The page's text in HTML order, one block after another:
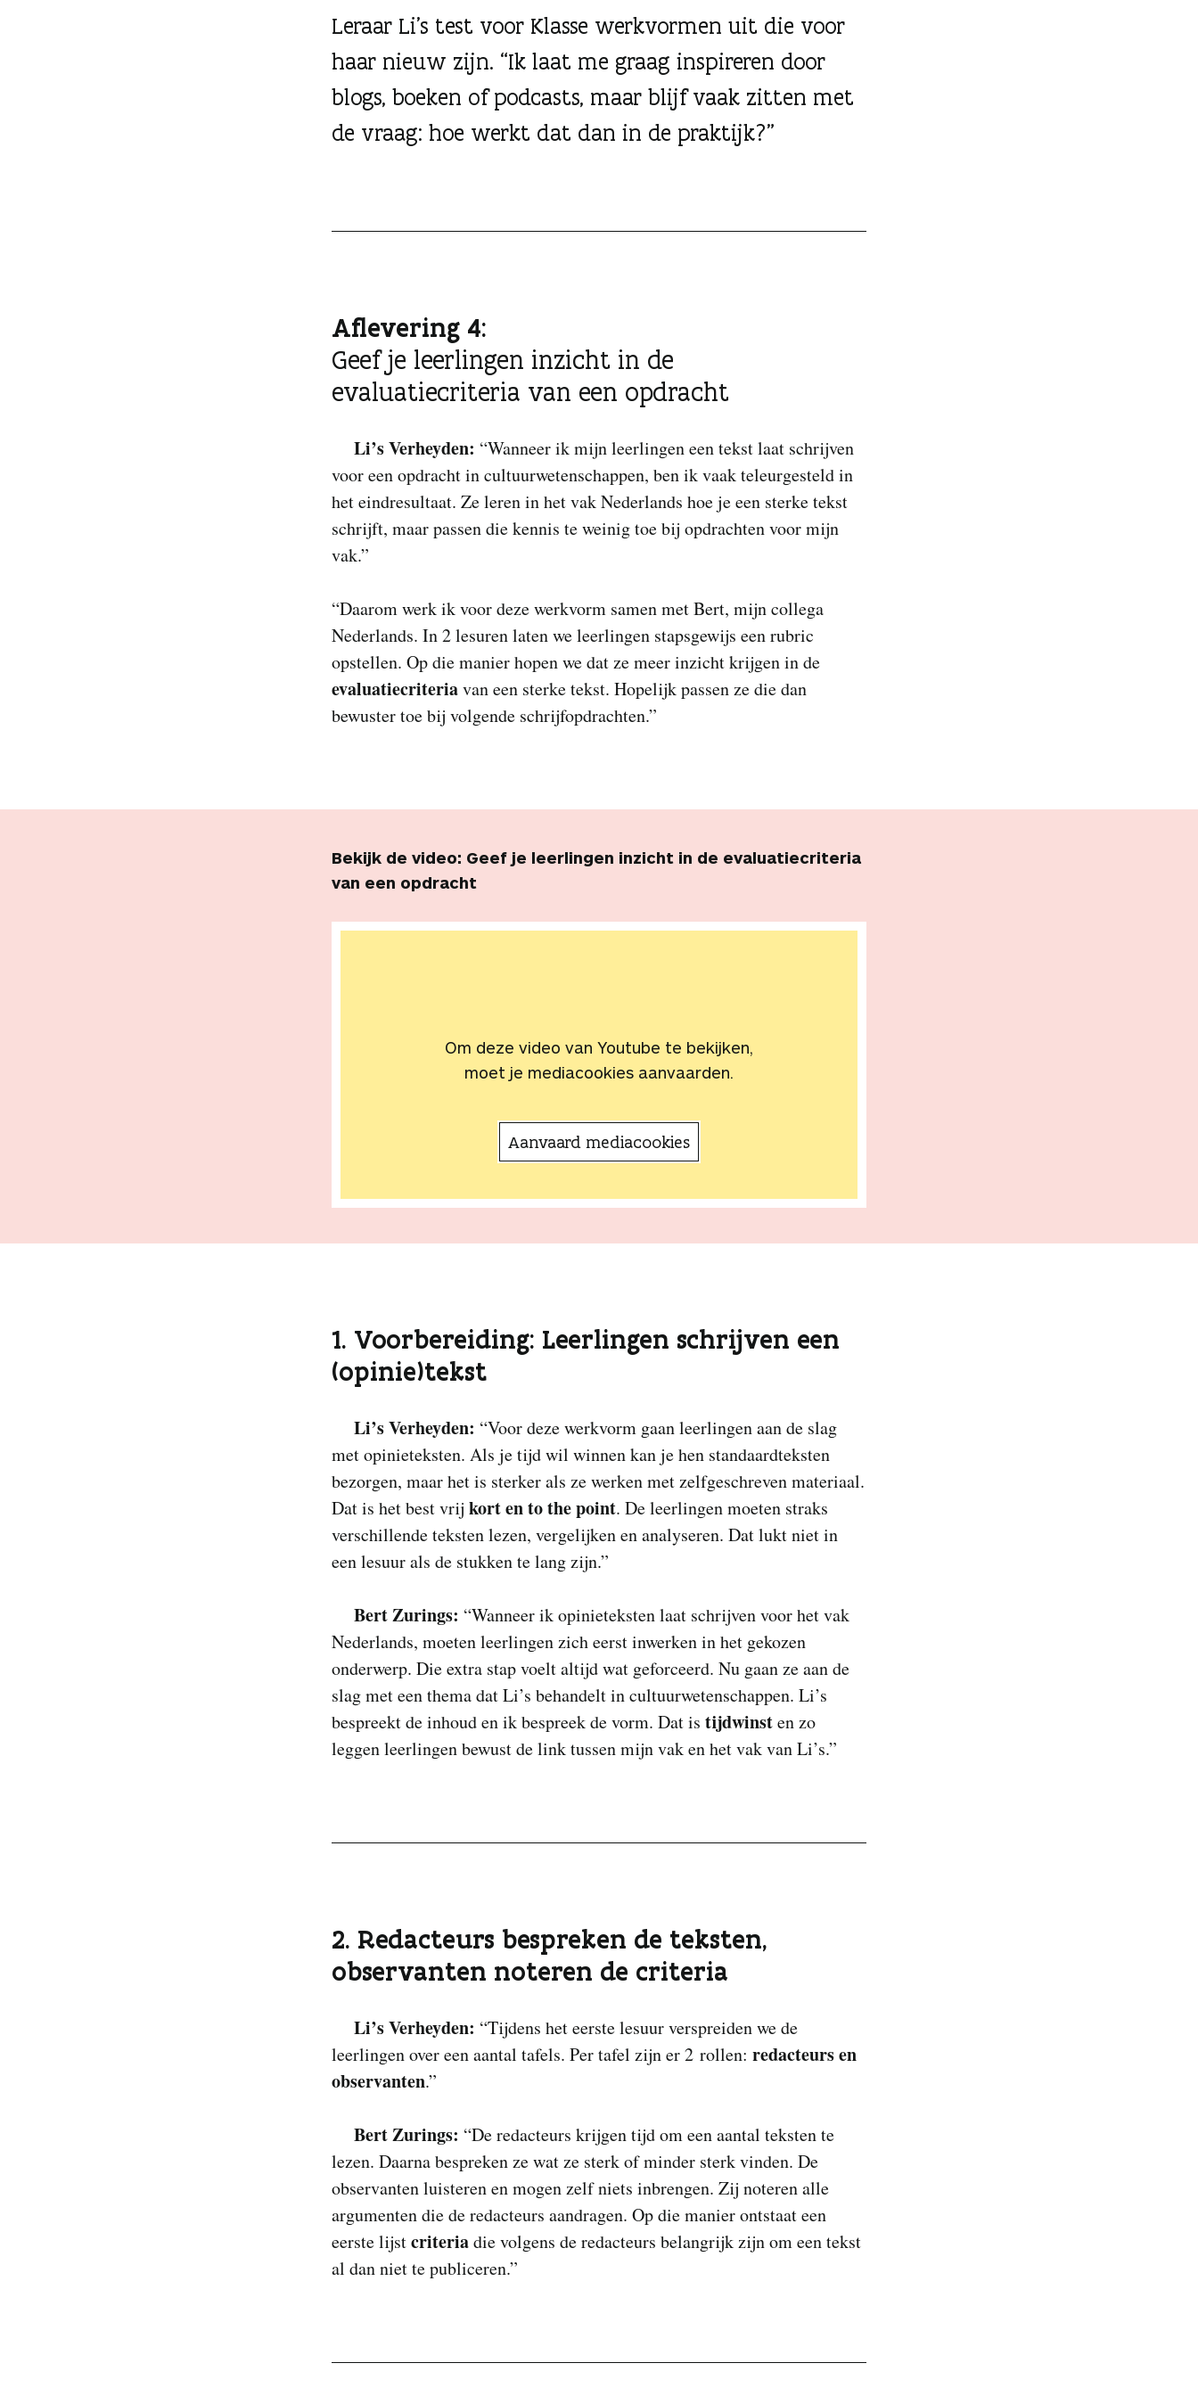
Leraar Li’s test voor Klasse werkvormen uit die voor
haar nieuw zijn. “Ik laat me graag inspireren door
blogs, boeken of podcasts, maar blijf vaak zitten met
de vraag: hoe werkt dat dan in de praktijk?”
Aflevering 4:
Geef je leerlingen inzicht in de
evaluatiecriteria van een opdracht
Li’s Verheyden: “Wanneer ik mijn leerlingen een tekst laat schrijven
voor een opdracht in cultuurwetenschappen, ben ik vaak teleurgesteld in
het eindresultaat. Ze leren in het vak Nederlands hoe je een sterke tekst
schrijft, maar passen die kennis te weinig toe bij opdrachten voor mijn
vak.”
“Daarom werk ik voor deze werkvorm samen met Bert, mijn collega
Nederlands. In 2 lesuren laten we leerlingen stapsgewijs een rubric
opstellen. Op die manier hopen we dat ze meer inzicht krijgen in de
evaluatiecriteriavan een sterke tekst. Hopelijk passen ze die dan
bewuster toe bij volgende schrijfopdrachten.”
Bekijk de video: Geef je leerlingen inzicht in de evaluatiecriteria
van een opdracht
Om deze video van Youtube te bekijken,
moet je mediacookies aanvaarden.
Aanvaard mediacookies
1. Voorbereiding: Leerlingen schrijven een
(opinie)tekst
Li’s Verheyden: “Voor deze werkvorm gaan leerlingen aan de slag
met opinieteksten. Als je tijd wil winnen kan je hen standaardteksten
bezorgen, maar het is sterker als ze werken met zelfgeschreven materiaal.
Dat is het best vrij kort en to the point. De leerlingen moeten straks
verschillende teksten lezen, vergelijken en analyseren. Dat lukt niet in
een lesuur als de stukken te lang zijn.”
Bert Zurings: “Wanneer ik opinieteksten laat schrijven voor het vak
Nederlands, moeten leerlingen zich eerst inwerken in het gekozen
onderwerp. Die extra stap voelt altijd wat geforceerd. Nu gaan ze aan de
slag met een thema dat Li’s behandelt in cultuurwetenschappen. Li’s
bespreekt de inhoud en ik bespreek de vorm. Dat is tijdwinsten zo
leggen leerlingen bewust de link tussen mijn vak en het vak van Li’s.”
2. Redacteurs bespreken de teksten,
observanten noteren de criteria
Li’s Verheyden: “Tijdens het eerste lesuur verspreiden we de
leerlingen over een aantal tafels. Per tafel zijn er 2 rollen: redacteurs en
observanten.”
Bert Zurings: “De redacteurs krijgen tijd om een aantal teksten te
lezen. Daarna bespreken ze wat ze sterk of minder sterk vinden. De
observanten luisteren en mogen zelf niets inbrengen. Zij noteren alle
argumenten die de redacteurs aandragen. Op die manier ontstaat een
eerste lijstcriteriadie volgens de redacteurs belangrijk zijn om een tekst
al dan niet te publiceren.”